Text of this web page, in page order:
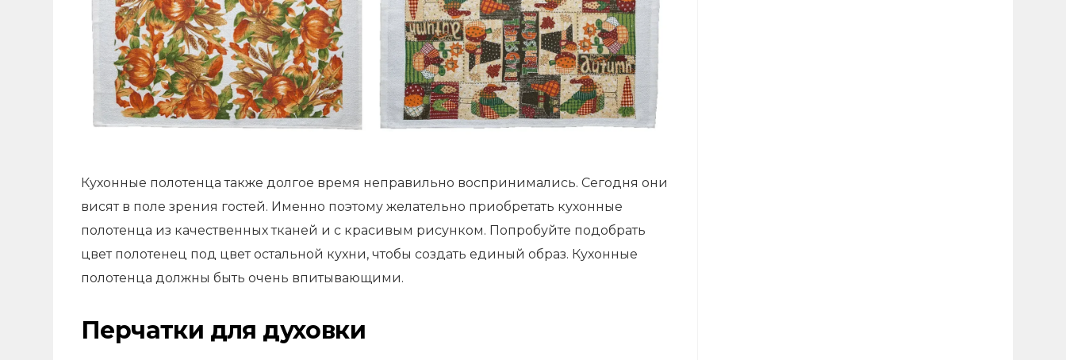
Кухонные полотенца также долгое время неправильно воспринимались. Сегодня они
висят в поле зрения гостей. Именно поэтому желательно приобретать кухонные
полотенца из качественных тканей и с красивым рисунком. Попробуйте подобрать
цвет полотенец под цвет остальной кухни, чтобы создать единый образ. Кухонные
полотенца должны быть очень впитывающими.
Перчатки для духовки